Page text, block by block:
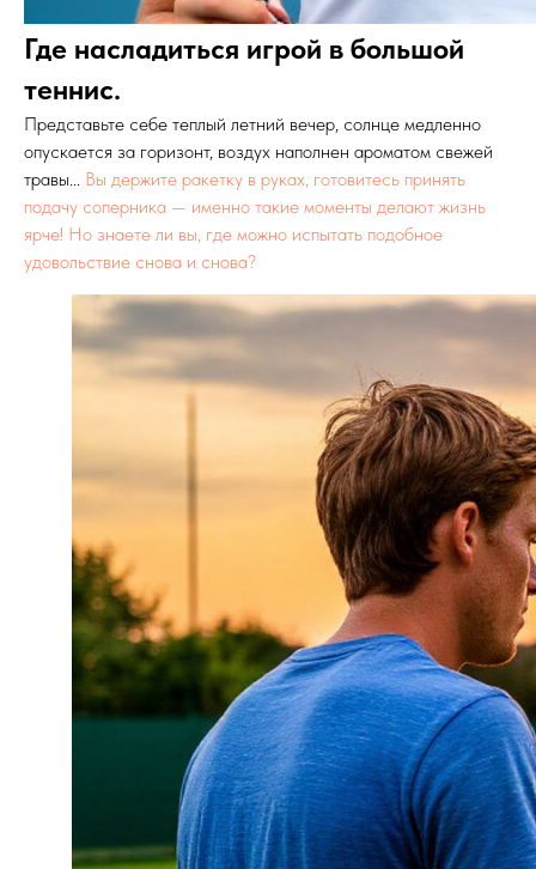
Где насладиться игрой в большой
теннис.
Представьте себе теплый летний вечер, солнце медленно
опускается за горизонт, воздух наполнен ароматом свежей
травы... Вы держите ракетку в руках, готовитесь принять
подачу соперника — именно такие моменты делают жизнь
ярче! Но знаете ли вы, где можно испытать подобное
удовольствие снова и снова?